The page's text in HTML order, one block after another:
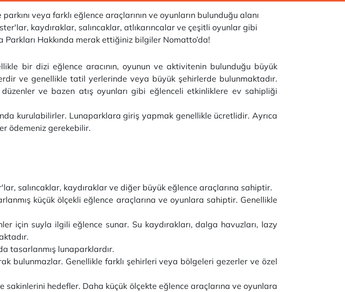
veya farklı eğlence araçlarının ve oyunların bulunduğu alanı
kaydıraklar, salıncaklar, atlıkarıncalar ve çeşitli oyunlar gibi
Hakkında merak ettiğiniz bilgiler Nomatto’da!
bir dizi eğlence aracının, oyunun ve aktivitenin bulunduğu büyük
ve genellikle tatil yerlerinde veya büyük şehirlerde bulunmaktadır.
ve bazen atış oyunları gibi eğlenceli etkinliklere ev sahipliği
kurulabilirler. Lunaparklara giriş yapmak genellikle ücretlidir. Ayrıca
ödemeniz gerekebilir.
salıncaklar, kaydıraklar ve diğer büyük eğlence araçlarına sahiptir.
küçük ölçekli eğlence araçlarına ve oyunlara sahiptir. Genellikle
için suyla ilgili eğlence sunar. Su kaydırakları, dalga havuzları, lazy
tasarlanmış lunaparklardır.
bulunmazlar. Genellikle farklı şehirleri veya bölgeleri gezerler ve özel
hedefler. Daha küçük ölçekte eğlence araçlarına ve oyunlara